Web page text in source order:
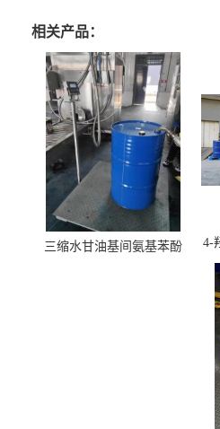
相关产品：
三缩水甘油基间氨基苯酚
4-